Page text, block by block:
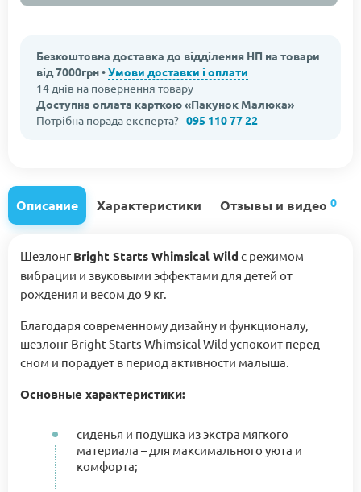
Безкоштовна доставка до відділення НП на товари
від 7000грн •Умови доставки і оплати
14 днів на повернення товару
Доступна оплата карткою «Пакунок Малюка»
Потрібна порада експерта? 095 110 77 22
Описание Характеристики Отзывы и видео 0
Шезлонг Bright Starts Whimsical Wild с режимом
вибрации и звуковыми эффектами для детей от
рождения и весом до 9 кг.
Благодаря современному дизайну и функционалу,
шезлонг Bright Starts Whimsical Wild успокоит перед
сном и порадует в период активности малыша.
Основные характеристики:
сиденья и подушка из экстра мягкого
материала – для максимального уюта и
комфорта;